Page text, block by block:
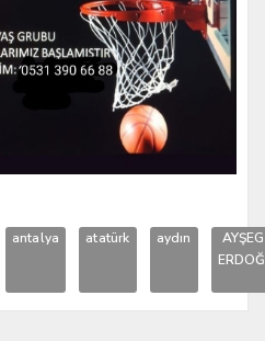
antalya atatürk aydın